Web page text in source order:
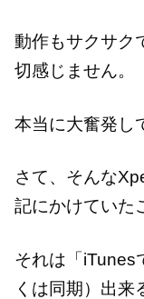
動作もサクサク
切感じません。
本当に大奮発し
さて、そんな
記にかけていた
それは「iTunes
くは同期）出来